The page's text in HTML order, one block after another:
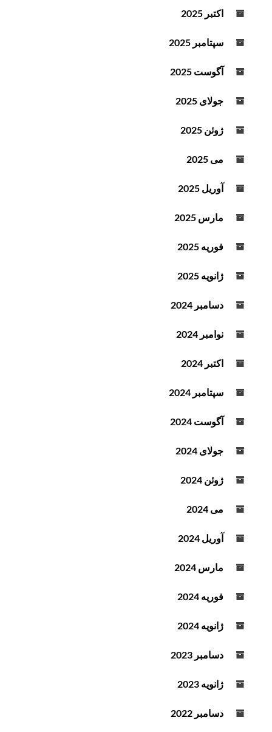
اکتبر 2025
سپتامبر 2025
آگوست 2025
جولای 2025
ژوئن 2025
می 2025
آوریل 2025
مارس 2025
فوریه 2025
ژانویه 2025
دسامبر 2024
نوامبر 2024
اکتبر 2024
سپتامبر 2024
آگوست 2024
جولای 2024
ژوئن 2024
می 2024
آوریل 2024
مارس 2024
فوریه 2024
ژانویه 2024
دسامبر 2023
ژانویه 2023
دسامبر 2022